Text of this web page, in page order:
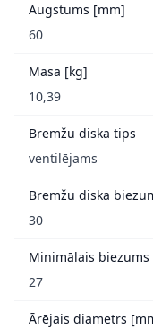
Augstums [mm]
60
Masa [kg]
10,39
Bremžu diska tips
ventilējams
Bremžu diska
30
Minimālais
27
Ārējais diametrs